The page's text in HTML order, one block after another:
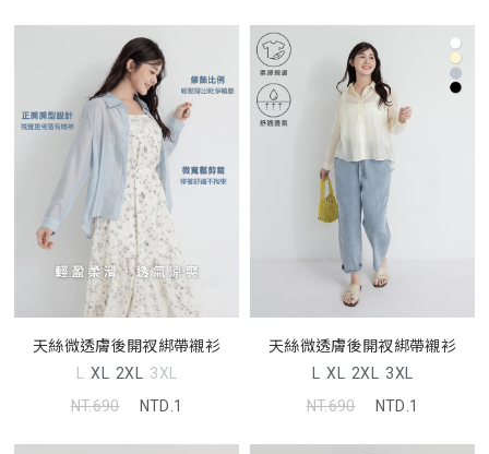
天絲微透膚後開衩綁帶襯衫
L XL 2XL 3XL
NT.690
NTD.1
天絲微透膚後開衩綁帶襯衫
L XL 2XL 3XL
NT.690
NTD.1